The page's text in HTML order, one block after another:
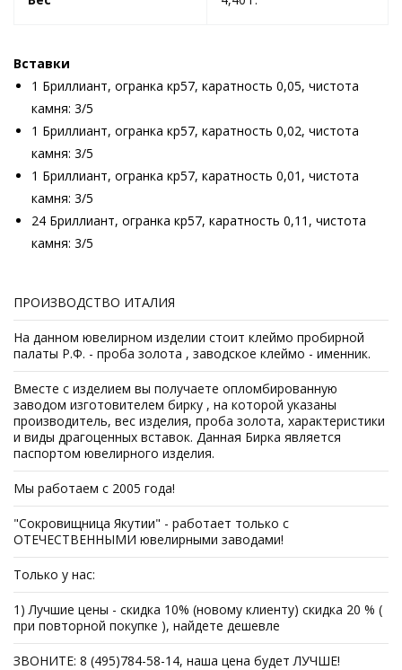
Вставки
1 Бриллиант, огранка кр57, каратность 0,05, чистота
камня: 3/5
1 Бриллиант, огранка кр57, каратность 0,02, чистота
камня: 3/5
1 Бриллиант, огранка кр57, каратность 0,01, чистота
камня: 3/5
24 Бриллиант, огранка кр57, каратность 0,11, чистота
камня: 3/5
ПРОИЗВОДСТВО ИТАЛИЯ
На данном ювелирном изделии стоит клеймо пробирной
палаты Р.Ф. - проба золота , заводское клеймо - именник.
Вместе с изделием вы получаете опломбированную
заводом изготовителем бирку , на которой указаны
производитель, вес изделия, проба золота, характеристики
и виды драгоценных вставок. Данная Бирка является
паспортом ювелирного изделия.
Мы работаем с 2005 года!
"Сокровищница Якутии" - работает только с
ОТЕЧЕСТВЕННЫМИ ювелирными заводами!
Только у нас:
1) Лучшие цены - скидка 10% (новому клиенту) скидка 20 % (
при повторной покупке ), найдете дешевле
ЗВОНИТЕ: 8 (495)784-58-14, наша цена будет ЛУЧШЕ!